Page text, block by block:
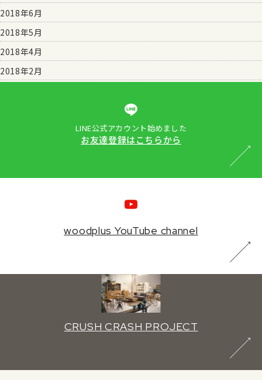
2018年6月
2018年5月
2018年4月
2018年2月
LINE公式アカウント始めました
お友達登録はこちらから
woodplus YouTube channel
CRUSH CRASH PROJECT